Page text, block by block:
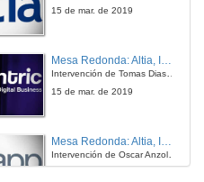
15 de mar. de 2019
Mesa Redonda: Altia, Imagina Ingenio, WayAPP e Netcentric
Intervención de Tomas Dias. Netcentric
15 de mar. de 2019
Intervención de Oscar Anzola. WayApp